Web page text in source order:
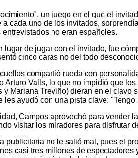
un juego en el que el
a cada uno de los invitados,
no eran españoles.
lugar de jugar con el invitado, fue
cinco caras no del todo
compartió rueda con
Arturo Valls, lo que no impidió que
y Mariana Treviño) dieran en el clavo
les ayudó con una pista clave:
Campos aprovechó para vender
visitar los miradores para disfrutar
publicitaria no le salió mal, pues el
casi tres millones de espectadores